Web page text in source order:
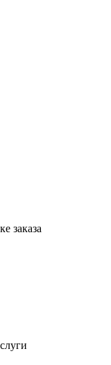
заказа